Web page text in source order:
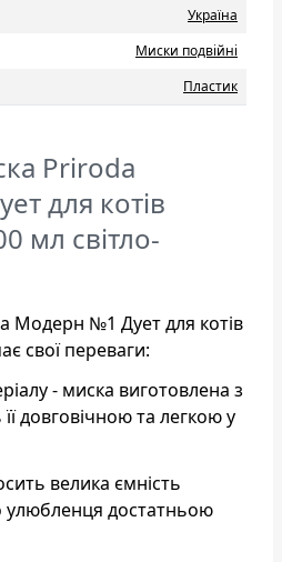
Україна
Миски подвійні
Пластик
Priroda
для котів
мл світло-
Модерн №1 Дует для котів
свої переваги:
- миска виготовлена з
довговічною та легкою у
велика ємність
улюбленця достатньою